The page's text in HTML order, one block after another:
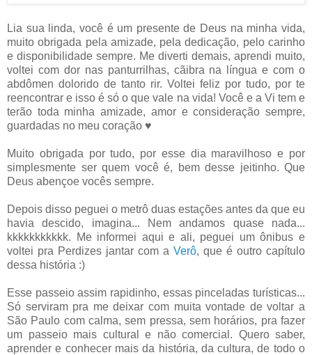
Lia sua linda, você é um presente de Deus na minha vida,
muito obrigada pela amizade, pela dedicação, pelo carinho
e disponibilidade sempre. Me diverti demais, aprendi muito,
voltei com dor nas panturrilhas, cãibra na língua e com o
abdômen dolorido de tanto rir. Voltei feliz por tudo, por te
reencontrar e isso é só o que vale na vida! Você e a Vi tem e
terão toda minha amizade, amor e consideração sempre,
guardadas no meu coração ♥
Muito obrigada por tudo, por esse dia maravilhoso e por
simplesmente ser quem você é, bem desse jeitinho. Que
Deus abençoe vocês sempre.
Depois disso peguei o metrô duas estações antes da que eu
havia descido, imagina... Nem andamos quase nada...
kkkkkkkkkkk. Me informei aqui e ali, peguei um ônibus e
voltei pra Perdizes jantar com a Verô, que é outro capítulo
dessa história :)
Esse passeio assim rapidinho, essas pinceladas turísticas...
Só serviram pra me deixar com muita vontade de voltar a
São Paulo com calma, sem pressa, sem horários, pra fazer
um passeio mais cultural e não comercial. Quero saber,
aprender e conhecer mais da história, da cultura, de todo o